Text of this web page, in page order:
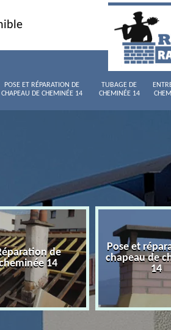
POSE ET RÉPARATION DE
CHAPEAU DE CHEMINÉE 14
TUBAGE DE
CHEMINÉE 14
de
14
Pose et
chapeau de
14